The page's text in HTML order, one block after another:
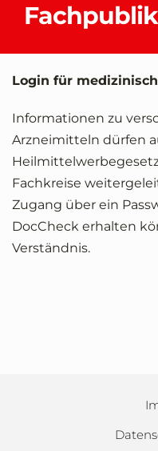
Login für
Informationen zu
Arzneimitteln dürfen
Fachkreise
Zugang über ein
DocCheck erhalten
Verständnis.